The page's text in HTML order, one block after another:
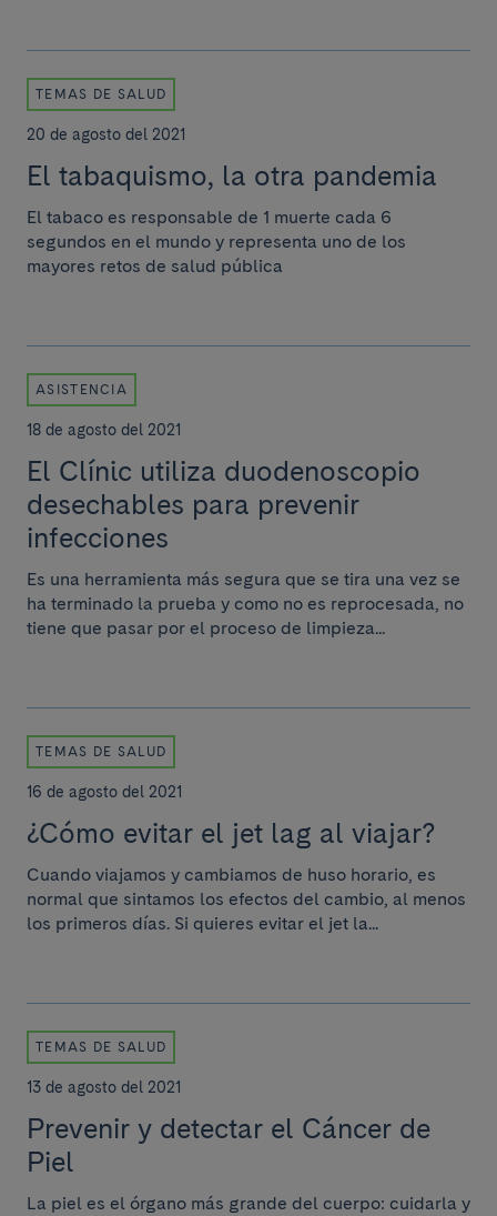
TEMAS DE SALUD
20 de agosto del 2021
El tabaquismo, la otra pandemia
El tabaco es responsable de 1 muerte cada 6
segundos en el mundo y representa uno de los
mayores retos de salud pública
ASISTENCIA
18 de agosto del 2021
El Clínic utiliza duodenoscopio
desechables para prevenir
infecciones
Es una herramienta más segura que se tira una vez se
ha terminado la prueba y como no es reprocesada, no
tiene que pasar por el proceso de limpieza...
TEMAS DE SALUD
16 de agosto del 2021
¿Cómo evitar el jet lag al viajar?
Cuando viajamos y cambiamos de huso horario, es
normal que sintamos los efectos del cambio, al menos
los primeros días. Si quieres evitar el jet la...
TEMAS DE SALUD
13 de agosto del 2021
Prevenir y detectar el Cáncer de
Piel
La piel es el órgano más grande del cuerpo: cuidarla y